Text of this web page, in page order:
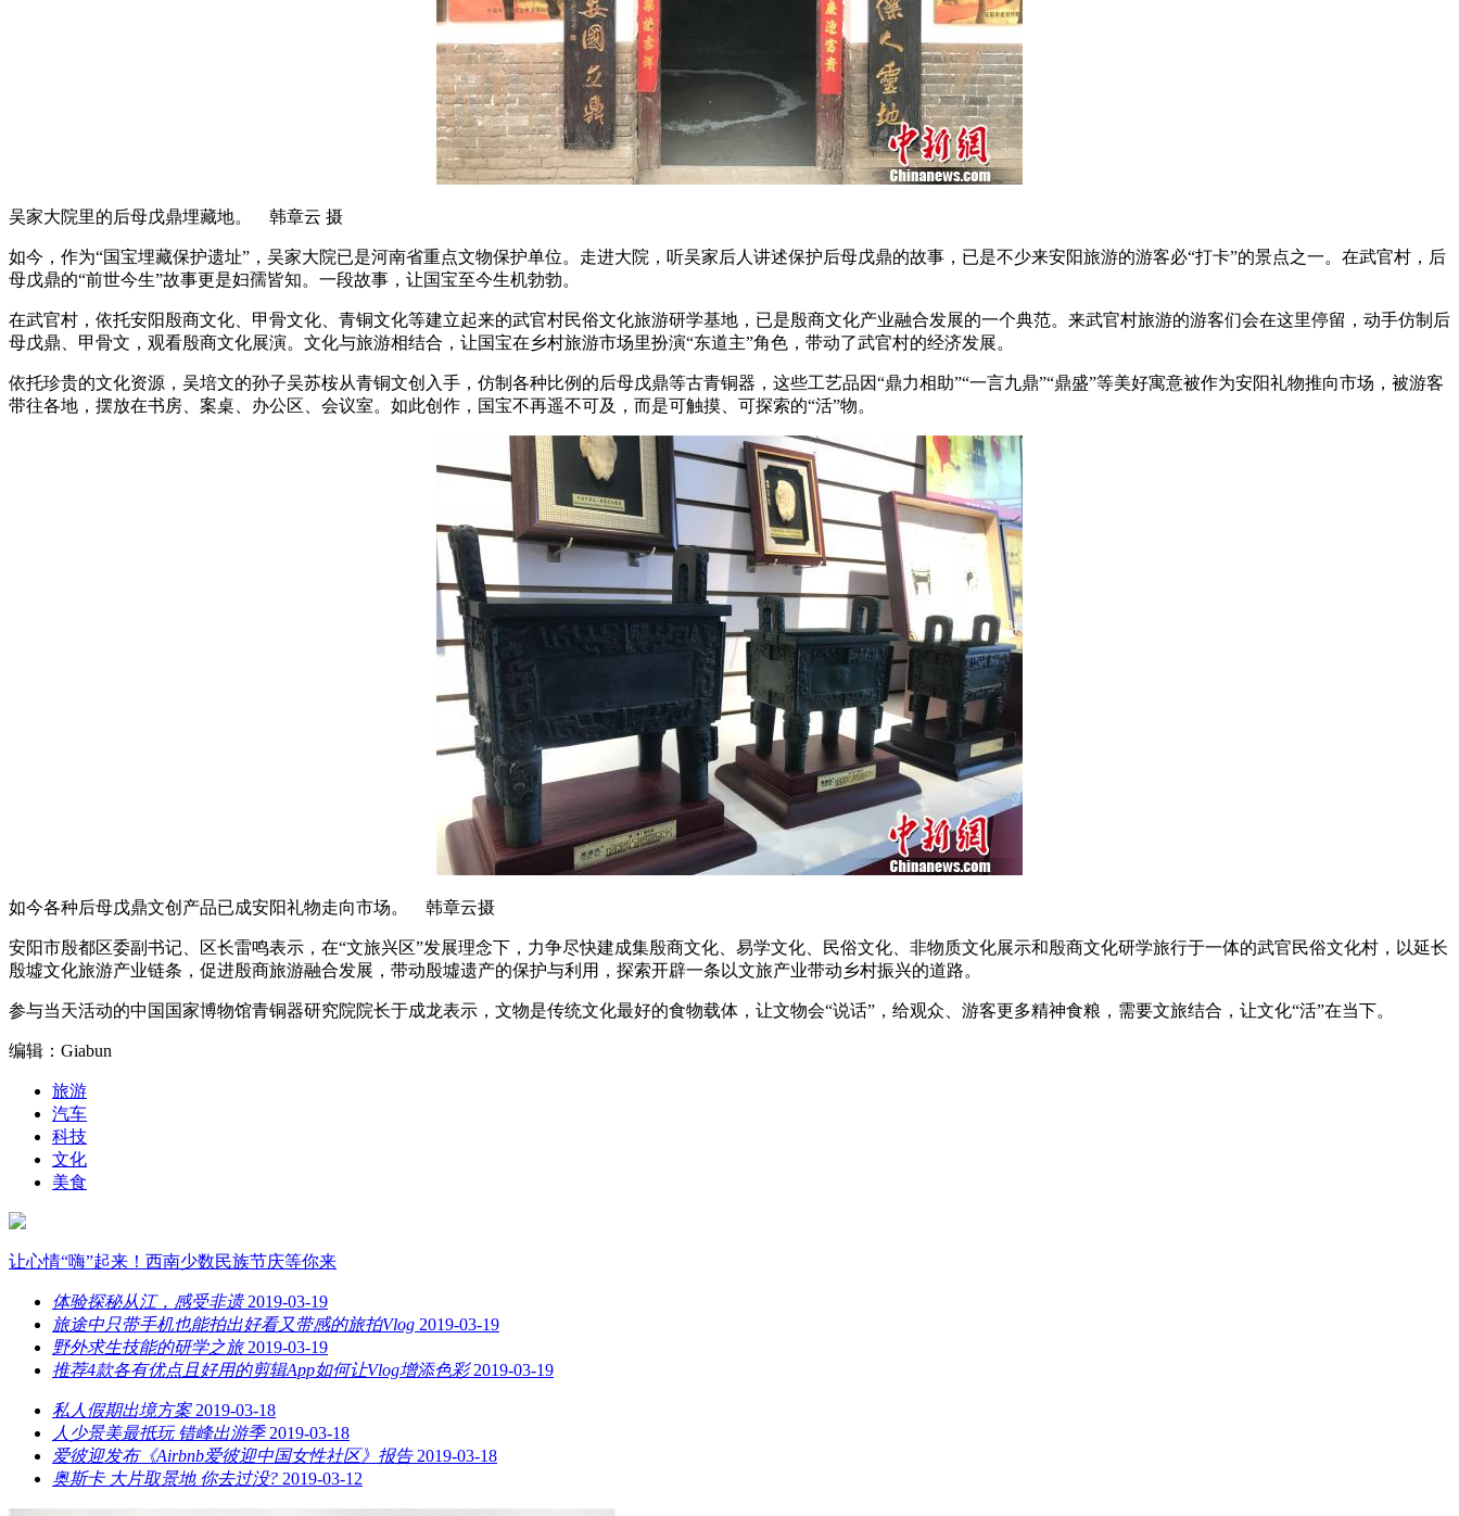
吴家大院里的后母戊鼎埋藏地。 韩章云 摄
如今，作为“国宝埋藏保护遗址”，吴家大院已是河南省重点文物保护单位。走进大院，听吴家后人讲述保护后母戊鼎的故事，已是不少来安阳旅游的游客必“打卡”的景点之一。在武官村，后
母戊鼎的“前世今生”故事更是妇孺皆知。一段故事，让国宝至今生机勃勃。
在武官村，依托安阳殷商文化、甲骨文化、青铜文化等建立起来的武官村民俗文化旅游研学基地，已是殷商文化产业融合发展的一个典范。来武官村旅游的游客们会在这里停留，动手仿制后
母戊鼎、甲骨文，观看殷商文化展演。文化与旅游相结合，让国宝在乡村旅游市场里扮演“东道主”角色，带动了武官村的经济发展。
依托珍贵的文化资源，吴培文的孙子吴苏桉从青铜文创入手，仿制各种比例的后母戊鼎等古青铜器，这些工艺品因“鼎力相助”“一言九鼎”“鼎盛”等美好寓意被作为安阳礼物推向市场，被游客
带往各地，摆放在书房、案桌、办公区、会议室。如此创作，国宝不再遥不可及，而是可触摸、可探索的“活”物。
如今各种后母戊鼎文创产品已成安阳礼物走向市场。 韩章云摄
安阳市殷都区委副书记、区长雷鸣表示，在“文旅兴区”发展理念下，力争尽快建成集殷商文化、易学文化、民俗文化、非物质文化展示和殷商文化研学旅行于一体的武官民俗文化村，以延长
殷墟文化旅游产业链条，促进殷商旅游融合发展，带动殷墟遗产的保护与利用，探索开辟一条以文旅产业带动乡村振兴的道路。
参与当天活动的中国国家博物馆青铜器研究院院长于成龙表示，文物是传统文化最好的食物载体，让文物会“说话”，给观众、游客更多精神食粮，需要文旅结合，让文化“活”在当下。
编辑：Giabun
旅游
汽车
科技
文化
美食
让心情“嗨”起来！西南少数民族节庆等你来
体验探秘从江，感受非遗 2019-03-19
旅途中只带手机也能拍出好看又带感的旅拍Vlog 2019-03-19
野外求生技能的研学之旅 2019-03-19
推荐4款各有优点且好用的剪辑App如何让Vlog增添色彩 2019-03-19
私人假期出境方案 2019-03-18
人少景美最抵玩 错峰出游季 2019-03-18
爱彼迎发布《Airbnb爱彼迎中国女性社区》报告 2019-03-18
奥斯卡 大片取景地 你去过没? 2019-03-12